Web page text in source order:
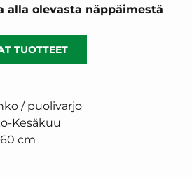
alla olevasta näppäimestä
TUOTTEET
/ puolivarjo
Kesäkuu
cm